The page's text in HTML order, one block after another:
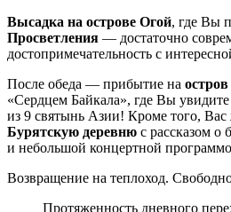
Высадка на острове Огой, где Вы
Просветления — достаточно
достопримечательность с
После обеда — прибытие на
«Сердцем Байкала», где Вы увидите
из 9 святынь Азии! Кроме того, Вас
Бурятскую деревню с рассказом о
и небольшой концертной
Возвращение на теплоход.
Протяженность дневного